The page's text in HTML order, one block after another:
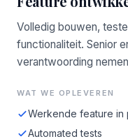
Volledig bouwen,
functionaliteit. Senior
verantwoording
WAT WE OPLEVEREN
Werkende feature in
Automated tests